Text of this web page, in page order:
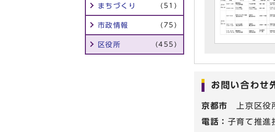
まちづくり (51)
市政情報 (75)
区役所 (455)
お問い合わせ
京都市
上京区役
電話： 子育て推